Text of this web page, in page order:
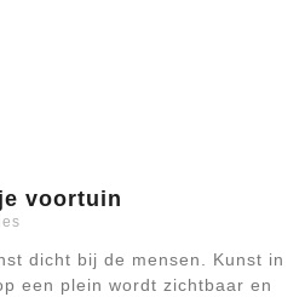
voortuin
dicht bij de mensen. Kunst in
een plein wordt zichtbaar en